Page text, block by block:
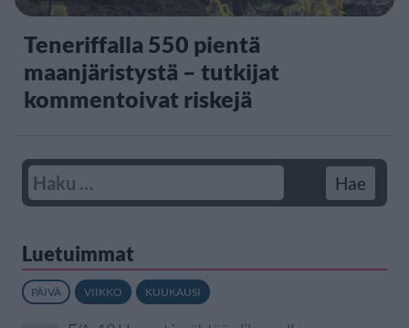
Teneriffalla 550 pientä
maanjäristystä – tutkijat
kommentoivat riskejä
Luetuimmat
PÄIVÄ VIIKKO KUUKAUSI